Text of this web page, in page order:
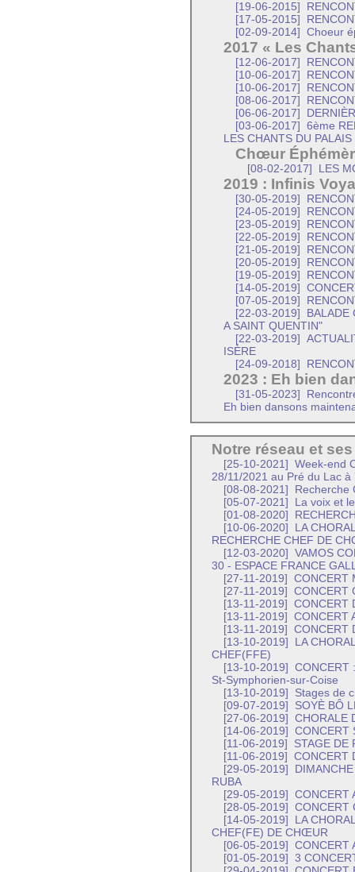
[19-06-2015]
[17-05-2015]
[02-09-2014]
Choeur
2017 « Les
[12-06-2017]
[10-06-2017]
[10-06-2017]
[08-06-2017]
[06-06-2017]
[03-06-2017]
6ème
LES CHANTS DU PALAIS
Chœur
[08-02-2017] LES
2019 : Infinis
[30-05-2019]
[24-05-2019]
[23-05-2019]
[22-05-2019]
[21-05-2019]
[20-05-2019]
[19-05-2019]
[14-05-2019]
[07-05-2019]
[22-03-2019]
BALADE
A SAINT QUENTIN"
[22-03-2019]
ISÈRE
[24-09-2018]
2023 : Eh bien
[31-05-2023]
Eh bien dansons
Notre réseau et
[25-10-2021]
Week-end
28/11/2021 au Pré du Lac à
[08-08-2021]
Recherche
[05-07-2021]
La voix et
[01-08-2020]
[10-06-2020]
LA
RECHERCHE CHEF DE
[12-03-2020]
VAMOS
30 - ESPACE FRANCE
[27-11-2019]
CONCERT
[27-11-2019]
CONCERT
[13-11-2019]
CONCERT
[13-11-2019]
CONCERT
[13-11-2019]
CONCERT
[13-10-2019]
LA
CHEF(FFE)
[13-10-2019]
CONCERT
St-Symphorien-sur-Coise
[13-10-2019]
Stages de
[09-07-2019]
SOYÈ BÔ
[27-06-2019]
CHORALE
[14-06-2019]
CONCERT
[11-06-2019]
STAGE DE
[11-06-2019]
CONCERT
[29-05-2019]
RUBA
[29-05-2019]
CONCERT
[28-05-2019]
CONCERT
[14-05-2019]
LA
CHEF(FE) DE CHŒUR
[06-05-2019]
CONCERT
[01-05-2019]
3